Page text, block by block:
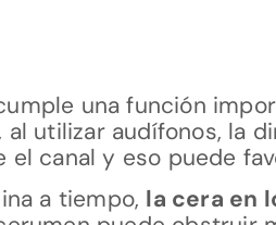
una función
al utilizar audífonos, la
el canal y eso puede
a tiempo, la cera en